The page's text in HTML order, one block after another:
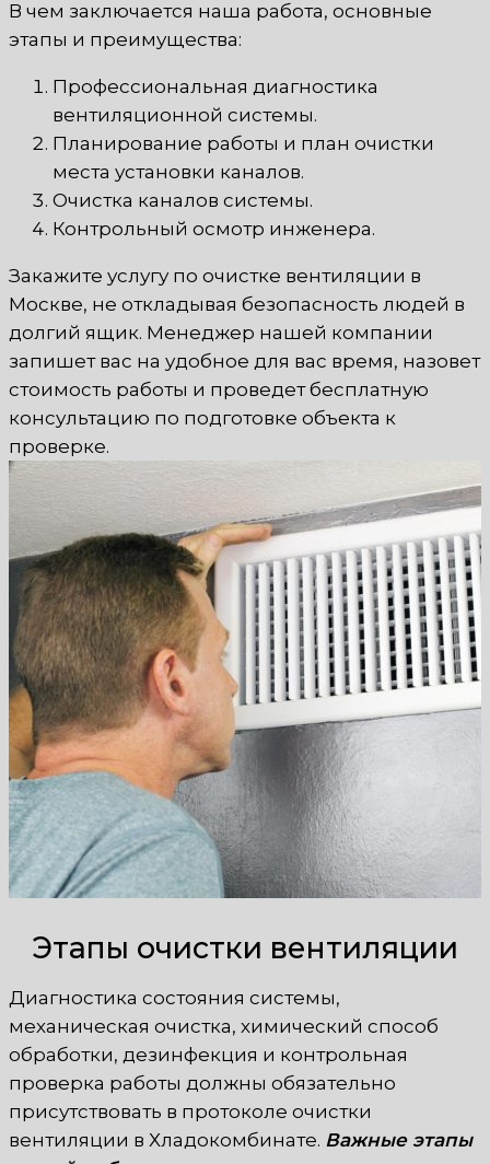
В чем заключается наша работа, основные
этапы и преимущества:
Профессиональная диагностика
вентиляционной системы.
Планирование работы и план очистки
места установки каналов.
Очистка каналов системы.
Контрольный осмотр инженера.
Закажите услугу по очистке вентиляции в
Москве, не откладывая безопасность людей в
долгий ящик. Менеджер нашей компании
запишет вас на удобное для вас время, назовет
стоимость работы и проведет бесплатную
консультацию по подготовке объекта к
проверке.
Этапы очистки вентиляции
Диагностика состояния системы,
механическая очистка, химический способ
обработки, дезинфекция и контрольная
проверка работы должны обязательно
присутствовать в протоколе очистки
вентиляции в Хладокомбинате. Важные этапы